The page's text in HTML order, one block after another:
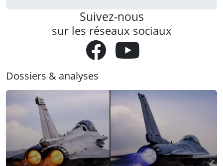
Suivez-nous
sur les réseaux sociaux
Dossiers & analyses